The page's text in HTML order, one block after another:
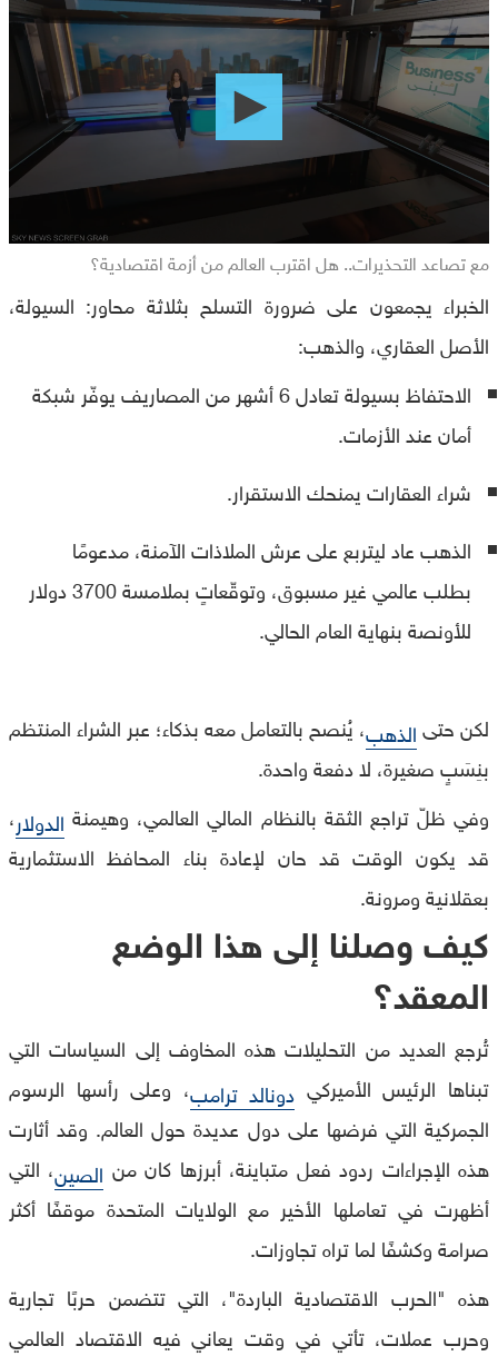
seconds
seconds
مع تصاعد التحذيرات.. هل اقترب العالم من أزمة اقتصادية؟
الخبراء يجمعون على ضرورة التسلح بثلاثة محاور: السيولة،
الأصل العقاري، والذهب:
الاحتفاظ بسيولة تعادل 6 أشهر من المصاريف يوفّر شبكة
أمان عند الأزمات.
شراء العقارات يمنحك الاستقرار.
الذهب عاد ليتربع على عرش الملاذات الآمنة، مدعومًا
بطلب عالمي غير مسبوق، وتوقّعاتٍ بملامسة 3700 دولار
للأونصة بنهاية العام الحالي.
لكن حتىالذهب، يُنصح بالتعامل معه بذكاء؛ عبر الشراء المنتظم
بنِسَبٍ صغيرة، لا دفعة واحدة.
وفي ظلّ تراجع الثقة بالنظام المالي العالمي، وهيمنة الدولار،
قد يكون الوقت قد حان لإعادة بناء المحافظ الاستثمارية
بعقلانية ومرونة.
كيف وصلنا إلى هذا الوضع
المعقد؟
تُرجع العديد من التحليلات هذه المخاوف إلى السياسات التي
تبناها الرئيس الأميركي دونالد ترامب، وعلى رأسها الرسوم
الجمركية التي فرضها على دول عديدة حول العالم. وقد أثارت
هذه الإجراءات ردود فعل متباينة، أبرزها كان من الصين، التي
أظهرت في تعاملها الأخير مع الولايات المتحدة موقفًا أكثر
صرامة وكشفًا لما تراه تجاوزات.
هذه "الحرب الاقتصادية الباردة"، التي تتضمن حربًا تجارية
وحرب عملات، تأتي في وقت يعاني فيه الاقتصاد العالمي